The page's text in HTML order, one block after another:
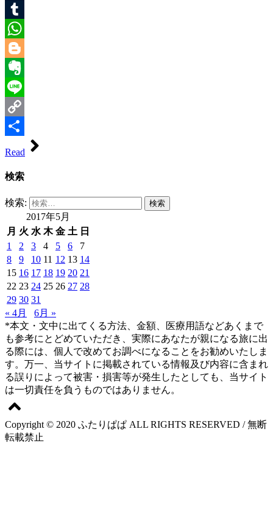
Email
Tumblr
WhatsApp
Blogger
Evernote
Line
Copy
Read
検索
検索:
2017年5月
月 火 水 木 金 土 日
1
2 3 4 5 6
7
8
9 10 11 12 13 14
15 16 17 18 19 20 21
22 23 24 25 26 27 28
29 30 31
« 4月
6月 »
*本文・文中に出てくる方法、金額、医療用語などあくまで
も参考にとどめていただき、実際にあなたが親になる旅に出
る際には、個人で改めてお調べになることをお勧めいたしま
す。万一、当サイトに掲載されている情報及び内容に含まれ
る誤りによって被害・損害等が発生したとしても、当サイト
は一切責任を負うものではありません。
Copyright © 2020 ふたりぱぱ ALL RIGHTS RESERVED / 無断
転載禁止